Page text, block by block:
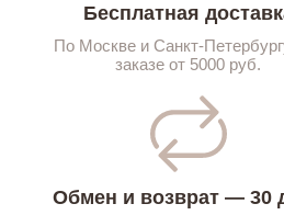
Бесплатная
По Москве и Санкт-
заказе от 5000 руб.
Обмен и возврат — 30